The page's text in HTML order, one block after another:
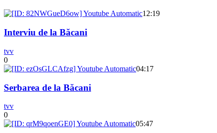
12:19
Interviu de la Băcani
tvv
0
04:17
Serbarea de la Băcani
tvv
0
05:47